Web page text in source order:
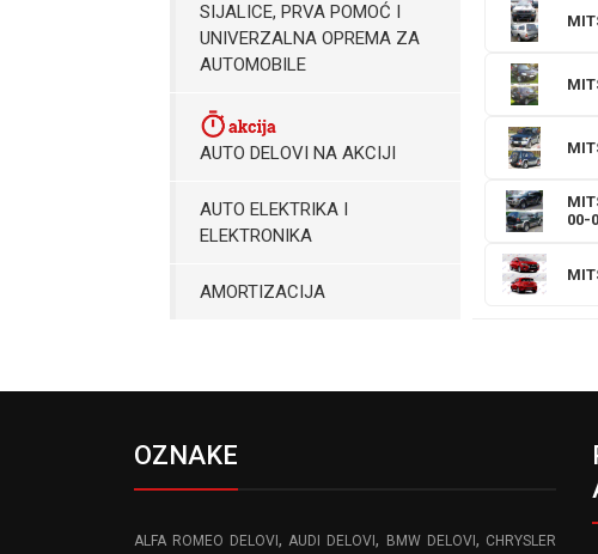
SIJALICE, PRVA POMOĆ I
UNIVERZALNA OPREMA ZA
AUTOMOBILE
AUTO DELOVI NA AKCIJI
AUTO ELEKTRIKA I
ELEKTRONIKA
AMORTIZACIJA
00-
OZNAKE
ALFA ROMEO DELOVI ,AUDI DELOVI, BMW DELOVI , CHRYSLER